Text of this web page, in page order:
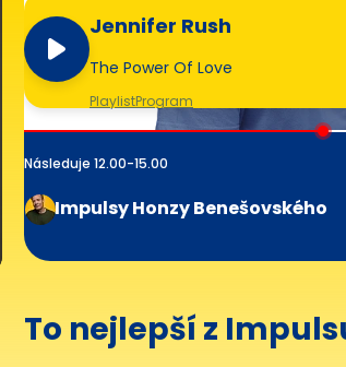
Jennifer Rush
The Power Of Love
PlaylistProgram
Následuje 12.00-15.00
Impulsy Honzy Benešovského
To nejlepší z